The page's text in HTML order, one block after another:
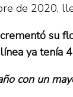
de 2020,
su
ya tenía
con un